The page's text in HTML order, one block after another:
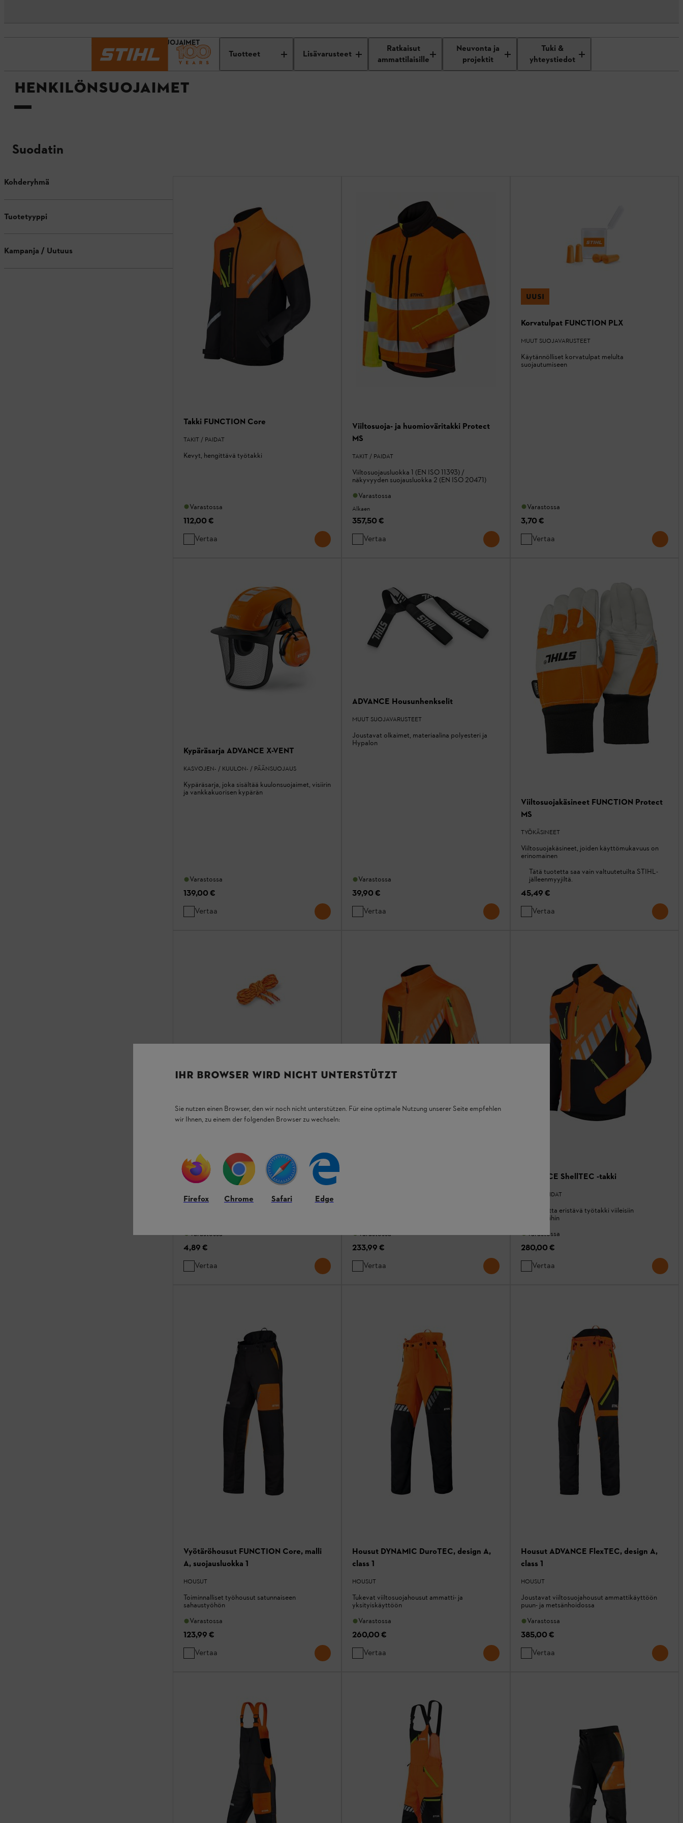
Tuotteet Lisävarusteet
Ratkaisut
ammattilaisille
Neuvonta ja
projektit
Tuki &
yhteystiedot
HENKILÖNSUOJAIMET
HENKILÖNSUOJAIMET
Suodatin
Kohderyhmä
Tuotetyyppi
Kampanja / Uutuus
Takki FUNCTION Core
TAKIT / PAIDAT
Kevyt, hengittävä työtakki
Varastossa
112,00 €
Vertaa
Viiltosuoja- ja huomioväritakki Protect
MS
TAKIT / PAIDAT
Viiltosuojausluokka 1 (EN ISO 11393) /
näkyvyyden suojausluokka 2 (EN ISO 20471)
Varastossa
Alkaen
357,50 €
Vertaa
UUSI
Korvatulpat FUNCTION PLX
MUUT SUOJAVARUSTEET
Käytännölliset korvatulpat melulta
suojautumiseen
Varastossa
3,70 €
Vertaa
Kypäräsarja ADVANCE X-VENT
KASVOJEN- / KUULON- / PÄÄNSUOJAUS
Kypäräsarja, joka sisältää kuulonsuojaimet, visiirin
ja vankkakuorisen kypärän
Varastossa
139,00 €
Vertaa
ADVANCE Housunhenkselit
MUUT SUOJAVARUSTEET
Joustavat olkaimet, materiaalina polyesteri ja
Hypalon
Varastossa
39,90 €
Vertaa
Viiltosuojakäsineet FUNCTION Protect
MS
TYÖKÄSINEET
Viiltosuojakäsineet, joiden käyttömukavuus on
erinomainen
Tätä tuotetta saa vain valtuutetuilta STIHL-
jälleenmyyjiltä.
45,49 €
Vertaa
Kengännauhat turvasaappaisiin, pyöreät,
Kestävä rakenne, värinä oranssi/musta
Varastossa
4,89 €
Vertaa
Varastossa
233,99 €
Vertaa
ADVANCE ShellTEC -takki
TAKIT / PAIDAT
Kevyt mutta eristävä työtakki viileisiin
lämpötiloihin
Varastossa
280,00 €
Vertaa
Vyötäröhousut FUNCTION Core, malli
A, suojausluokka 1
HOUSUT
Toiminnalliset työhousut satunnaiseen
sahaustyöhön
Varastossa
123,99 €
Vertaa
Housut DYNAMIC DuroTEC, design A,
class 1
HOUSUT
Tukevat viiltosuojahousut ammatti- ja
yksityiskäyttöön
Varastossa
260,00 €
Vertaa
Housut ADVANCE FlexTEC, design A,
class 1
HOUSUT
Joustavat viiltosuojahousut ammattikäyttöön
puun- ja metsänhoidossa
Varastossa
385,00 €
Vertaa
IHR BROWSER WIRD NICHT UNTERSTÜTZT
Sie nutzen einen Browser, den wir noch nicht unterstützen. Für eine optimale Nutzung unserer Seite empfehlen
wir Ihnen, zu einem der folgenden Browser zu wechseln:
Firefox Chrome Safari Edge